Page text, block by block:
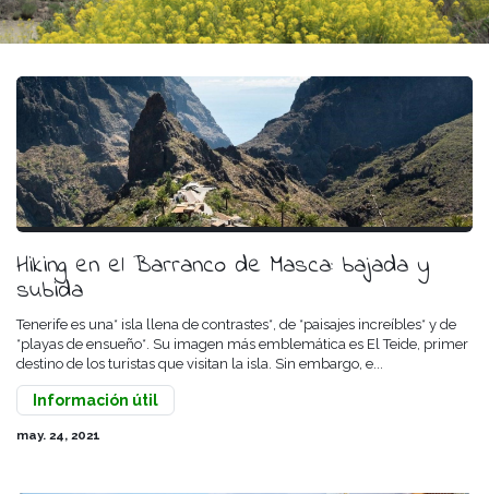
Hiking en el Barranco de Masca: bajada y
subida
Tenerife es una* isla llena de contrastes*, de *paisajes increíbles* y de
*playas de ensueño*. Su imagen más emblemática es El Teide, primer
destino de los turistas que visitan la isla. Sin embargo, e...
Información útil
may. 24, 2021